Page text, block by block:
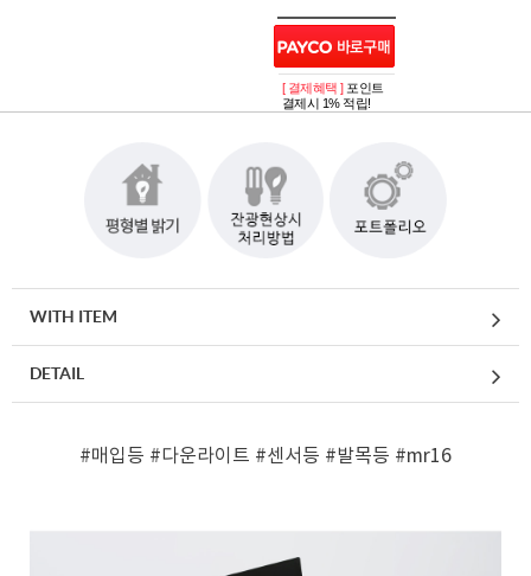
[ 결제혜택 ] 포인트
결제시 1% 적립!
WITH ITEM
DETAIL
#매입등 #다운라이트 #센서등 #발목등 #mr16